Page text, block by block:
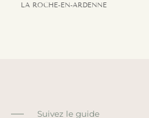
LA ROCHE-EN-ARDENNE
Suivez le guide